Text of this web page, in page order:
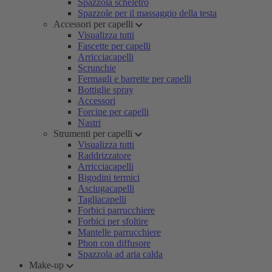
Spazzola scheletro
Spazzole per il massaggio della testa
Accessori per capelli
Visualizza tutti
Fascette per capelli
Arricciacapelli
Scrunchie
Fermagli e barrette per capelli
Bottiglie spray
Accessori
Forcine per capelli
Nastri
Strumenti per capelli
Visualizza tutti
Raddrizzatore
Arricciacapelli
Bigodini termici
Asciugacapelli
Tagliacapelli
Forbici parrucchiere
Forbici per sfoltire
Mantelle parrucchiere
Phon con diffusore
Spazzola ad aria calda
Make-up